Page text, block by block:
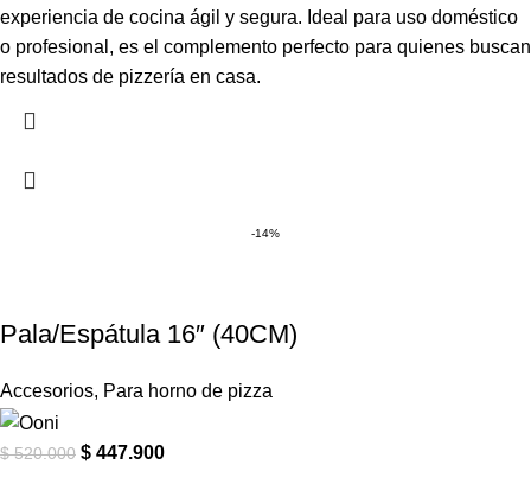
experiencia de cocina ágil y segura. Ideal para uso doméstico
o profesional, es el complemento perfecto para quienes buscan
resultados de pizzería en casa.
-14%
Pala/Espátula 16″ (40CM)
Accesorios, Para horno de pizza
$520.000 $ 447.900